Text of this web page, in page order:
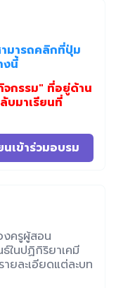
มารถคลิกที่ปุ่ม
งนี้
จกรรม" ที่อยู่ด้าน
บมาเรียนที่
นเข้าร่วมอบรม
งครูผู้สอน
ในปฏิกิริยาเคมี
ยละเอียดแต่ละบท